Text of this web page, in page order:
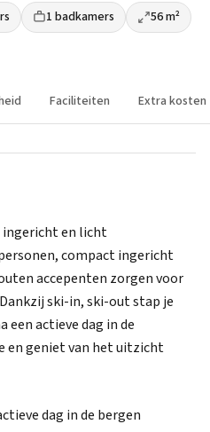
1 badkamers
56 m²
Faciliteiten Extra kosten
ingericht en licht
compact ingericht
accepenten zorgen voor
ski-in, ski-out stap je
een actieve dag in de
en geniet van het uitzicht
dag in de bergen